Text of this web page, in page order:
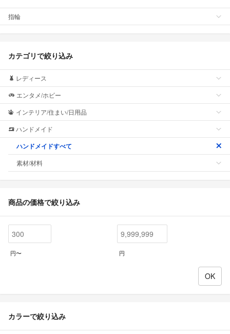
指輪
カテゴリで絞り込み
レディース
エンタメ/ホビー
インテリア/住まい/日用品
ハンドメイド
ハンドメイドすべて
素材/材料
商品の価格で絞り込み
円〜 円
カラーで絞り込み